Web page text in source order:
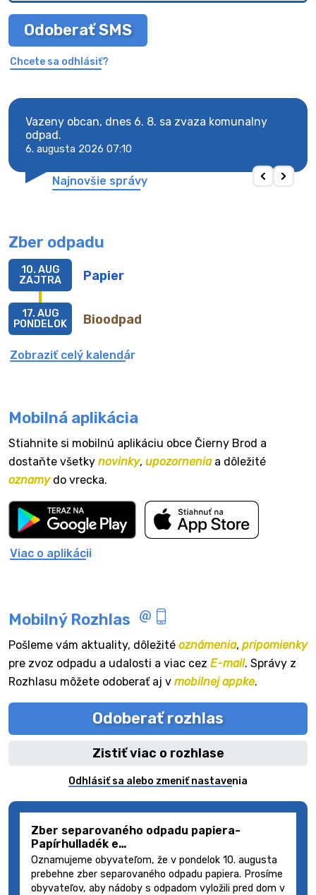
Odoberať SMS
Chcete sa odhlásiť?
Vazeny obcan, dnes 6. 8. sa zvaza komunalny
odpad.
6. augusta 2026 07:10
Najnovšie správy
Zber odpadu
Papier
10. AUG
ZAJTRA
Bioodpad
17. AUG
PONDELOK
Zobraziť celý kalendár
Mobilná aplikácia
Stiahnite si mobilnú aplikáciu obce Čierny Brod a
dostaňte všetky novinky, upozorneniaa dôležité
oznamydo vrecka.
Viac o aplikácii
Mobilný Rozhlas
Pošleme vám aktuality, dôležité oznámenia, pripomienky
pre zvoz odpadu a udalosti a viac cez E-mail. Správy z
Rozhlasu môžete odoberať aj v mobilnej appke.
Odoberať rozhlas
Zistiť viac o rozhlase
Odhlásiť sa alebo zmeniť nastavenia
Zber separovaného odpadu papiera-
Papírhulladék e…
Oznamujeme obyvateľom, že v pondelok 10. augusta
prebehne zber separovaného odpadu papiera. Prosíme
obyvateľov, aby nádoby s odpadom vyložili pred dom v